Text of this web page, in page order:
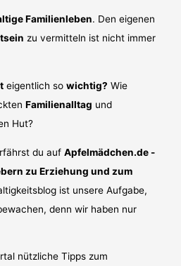
Familienleben. Den eigenen
zu vermitteln ist nicht immer
eigentlich sowichtig? Wie
Familienalltag und
Hut?
du aufApfelmädchen.de -
zu Erziehung und zum
ist unsere Aufgabe,
denn wir haben nur
nützliche Tipps zum